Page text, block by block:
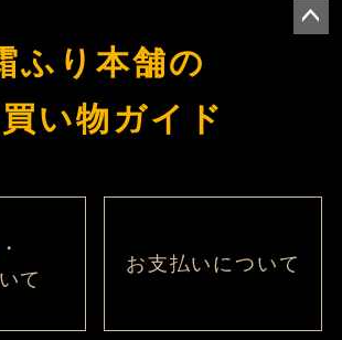
ふり本舗の
い物ガイド
て
お支払いについて